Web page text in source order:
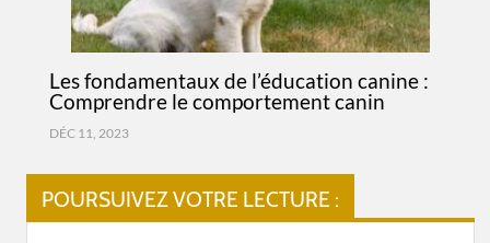
Les fondamentaux de l’éducation canine :
Comprendre le comportement canin
DÉC 11, 2023
POURSUIVEZ VOTRE LECTURE :